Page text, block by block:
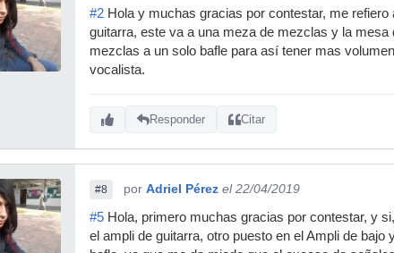
#2 Hola y muchas gracias por contestar, me
guitarra, este va a una meza de mezclas y la
mezclas a un solo bafle para así tener mas
vocalista.
Responder Citar
#8 por Adriel Pérez el 22/04/2019
#5 Hola, primero muchas gracias por contestar, y
el ampli de guitarra, otro puesto en el Ampli de